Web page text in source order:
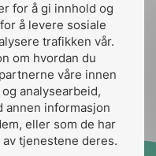
for å gi innhold og
å levere sosiale
trafikken vår.
om hvordan du
våre innen
analysearbeid,
annen informasjon
eller som de har
tjenestene deres.
Cookies